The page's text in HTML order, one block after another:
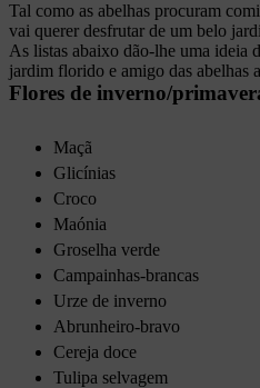
Tal como as abelhas procuram
vai querer desfrutar de um belo
As listas abaixo dão-lhe uma ideia
jardim florido e amigo das abelhas
Flores de inverno/
Maçã
Glicínias
Croco
Maónia
Groselha verde
Campainhas-brancas
Urze de inverno
Abrunheiro-bravo
Cereja doce
Tulipa selvagem